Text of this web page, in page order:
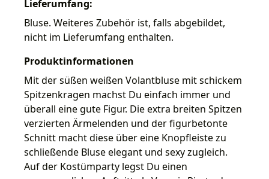
Lieferumfang:
Bluse. Weiteres Zubehör ist, falls abgebildet,
nicht im Lieferumfang enthalten.
Produktinformationen
Mit der süßen weißen Volantbluse mit schickem
Spitzenkragen machst Du einfach immer und
überall eine gute Figur. Die extra breiten Spitzen
verzierten Ärmelenden und der figurbetonte
Schnitt macht diese über eine Knopfleiste zu
schließende Bluse elegant und sexy zugleich.
Auf der Kostümparty legst Du einen